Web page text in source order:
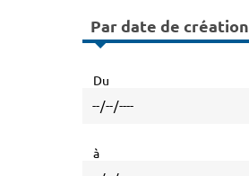
Par date de création
Du
à